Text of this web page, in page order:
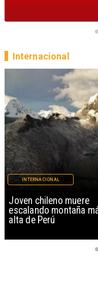
Brasil reduce contacto
diplomático con
Argentina por dichos de
INTERNACIONAL
Internacional